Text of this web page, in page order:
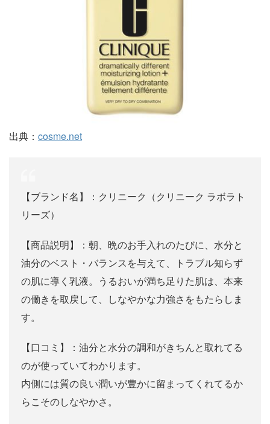
出典： cosme.net
【ブランド名】：クリニーク（クリニーク ラボラト
リーズ）
【商品説明】：朝、晩のお手入れのたびに、水分と
油分のベスト・バランスを与えて、トラブル知らず
の肌に導く乳液。うるおいが満ち足りた肌は、本来
の働きを取戻して、しなやかな力強さをもたらしま
す。
【口コミ】：油分と水分の調和がきちんと取れてる
のが使っていてわかります。
内側には質の良い潤いが豊かに留まってくれてるか
らこそのしなやかさ。